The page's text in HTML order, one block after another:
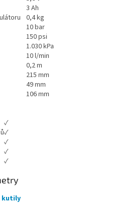
3 Ah
0,4 kg
10 bar
150 psi
1.030 kPa
10 l/min
0,2 m
215 mm
49 mm
106 mm
✓
✓
✓
✓
✓
kutily